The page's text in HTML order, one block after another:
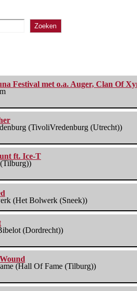
Zoeken
Festival met o.a. Auger, Clan Of
(TivoliVredenburg (Utrecht))
ft. Ice-T
(Het Bolwerk (Sneek))
(Dordrecht))
(Hall Of Fame (Tilburg))